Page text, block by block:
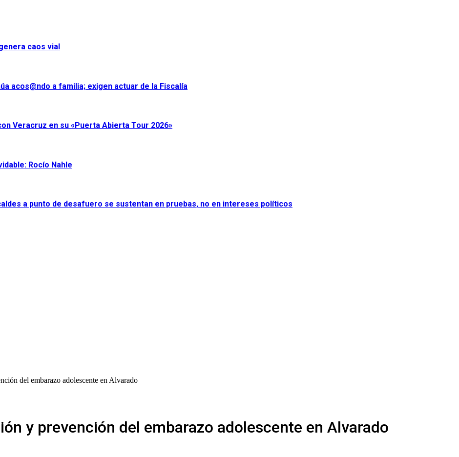
caos vial
acos@ndo a familia; exigen actuar de la Fiscalía
Veracruz en su «Puerta Abierta Tour 2026»
Rocío Nahle
a punto de desafuero se sustentan en pruebas, no en intereses políticos
del embarazo adolescente en Alvarado
y prevención del embarazo adolescente en Alvarado